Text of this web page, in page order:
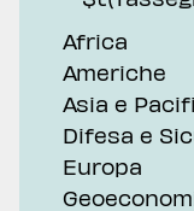
Africa
Americhe
Asia e
Difesa e
Europa